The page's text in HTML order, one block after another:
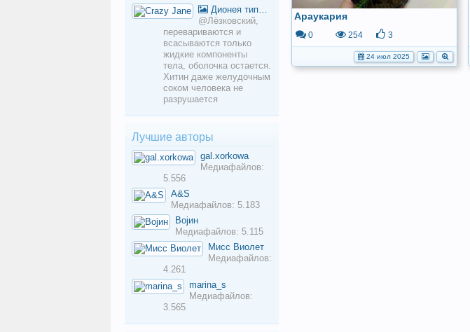
Араукария
0 254 3
24 июл 2025
Дионея типичная
@Лёзковский,
перевариваются и
всасываются только
жидкие компоненты
тела, оболочка остается.
Хитин даже желудочным
соком человека не
разрушается
Лучшие авторы
gal.xorkowa
Медиафайлов:
5.556
A&S
Медиафайлов: 5.183
Војин
Медиафайлов: 5.115
Мисс Виолет
Медиафайлов:
4.261
marina_s
Медиафайлов:
3.565